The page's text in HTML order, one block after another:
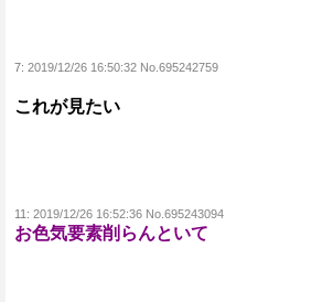
7: 2019/12/26 16:50:32 No.695242759
これが見たい
11: 2019/12/26 16:52:36 No.695243094
お色気要素削らんといて